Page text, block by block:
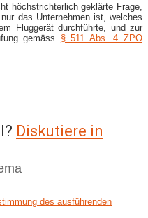
höchstrichterlich geklärte Frage,
das Unternehmen ist, welches
Fluggerät durchführte, und zur
gemäss § 511 Abs. 4 ZPO
Diskutiere in
des ausführenden